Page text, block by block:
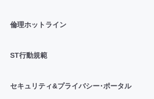
倫理ホットライン
ST行動規範
セキュリティ&プライバシー･ポータル